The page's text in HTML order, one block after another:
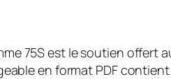
75S est le soutien offert
en format PDF